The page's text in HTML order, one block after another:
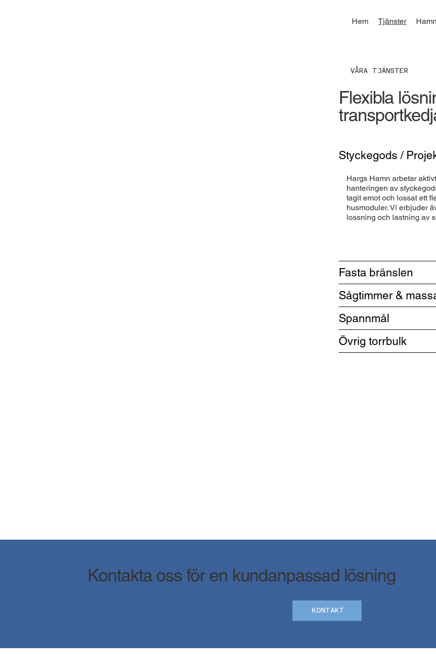
Hem Tjänster
Kontakta oss för en kundanpassad lösning
KONTAKT
VÅRA TJÄNSTER
Flexibla
Styckegods /
Hargs Hamn arbetar
hanteringen av
tagit emot och lossat ett
husmoduler. Vi erbjuder
lossning och lastning av
Fasta bränslen
Sågtimmer &
Spannmål
Övrig torrbulk